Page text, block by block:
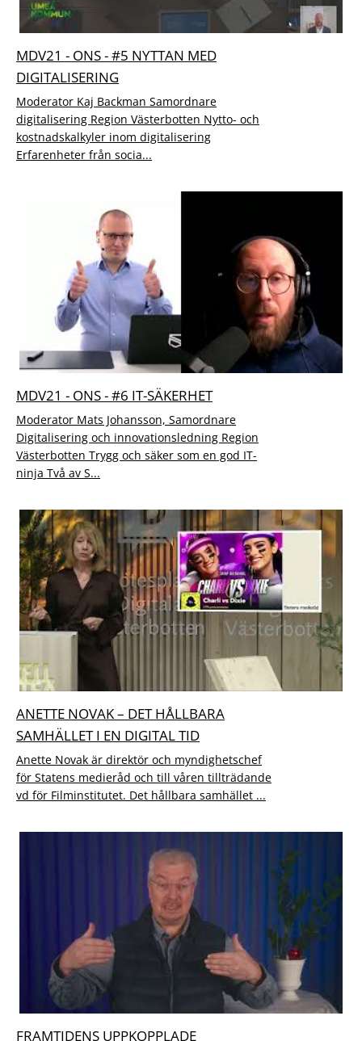
MDV21 - ONS - #5 NYTTAN MED
DIGITALISERING
Moderator Kaj Backman Samordnare
digitalisering Region Västerbotten Nytto- och
kostnadskalkyler inom digitalisering
Erfarenheter från socia...
MDV21 - ONS - #6 IT-SÄKERHET
Moderator Mats Johansson, Samordnare
Digitalisering och innovationsledning Region
Västerbotten Trygg och säker som en god IT-
ninja Två av S...
ANETTE NOVAK – DET HÅLLBARA
SAMHÄLLET I EN DIGITAL TID
Anette Novak är direktör och myndighetschef
för Statens medieråd och till våren tillträdande
vd för Filminstitutet. Det hållbara samhället ...
FRAMTIDENS UPPKOPPLADE